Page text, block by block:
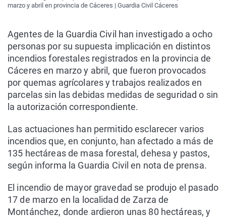
marzo y abril en provincia de Cáceres | Guardia Civil Cáceres
Agentes de la Guardia Civil han investigado a ocho
personas por su supuesta implicación en distintos
incendios forestales registrados en la provincia de
Cáceres en marzo y abril, que fueron provocados
por quemas agrícolares y trabajos realizados en
parcelas sin las debidas medidas de seguridad o sin
la autorización correspondiente.
Las actuaciones han permitido esclarecer varios
incendios que, en conjunto, han afectado a más de
135 hectáreas de masa forestal, dehesa y pastos,
según informa la Guardia Civil en nota de prensa.
El incendio de mayor gravedad se produjo el pasado
17 de marzo en la localidad de Zarza de
Montánchez, donde ardieron unas 80 hectáreas, y